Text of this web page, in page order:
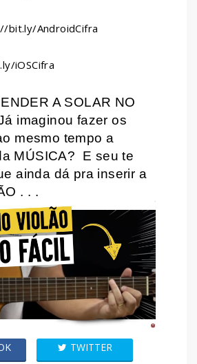
bit.ly/AndroidCifra
iOSCifra
A SOLAR NO
imaginou fazer os
mesmo tempo a
MÚSICA? E seu te
ainda dá pra inserir a
. . .
TWITTER